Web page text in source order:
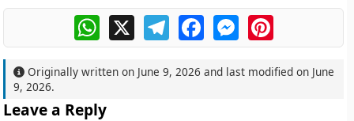
WhatsApp
X TelegramFacebookMessengerPinterest
Originally written on June 9, 2026 and last modified on June
9, 2026.
Leave a Reply